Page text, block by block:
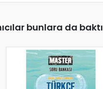
bunlara da baktı